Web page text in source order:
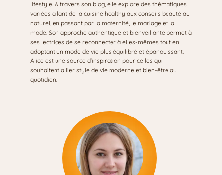
lifestyle. À travers son blog, elle explore des thématiques
variées allant de la cuisine healthy aux conseils beauté au
naturel, en passant par la maternité, le mariage et la
mode. Son approche authentique et bienveillante permet à
ses lectrices de se reconnecter à elles-mêmes tout en
adoptant un mode de vie plus équilibré et épanouissant.
Alice est une source d’inspiration pour celles qui
souhaitent allier style de vie moderne et bien-être au
quotidien.